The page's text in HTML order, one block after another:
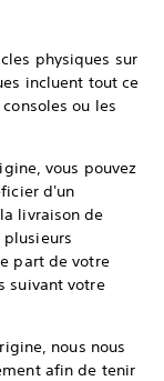
physiques sur
incluent tout ce
ou les
vous pouvez
d'un
livraison de
part de votre
suivant votre
nous nous
afin de tenir